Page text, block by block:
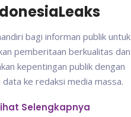
bagi informan publik untuk
pemberitaan berkualitas dan
kepentingan publik dengan
ke redaksi media massa.
Selengkapnya